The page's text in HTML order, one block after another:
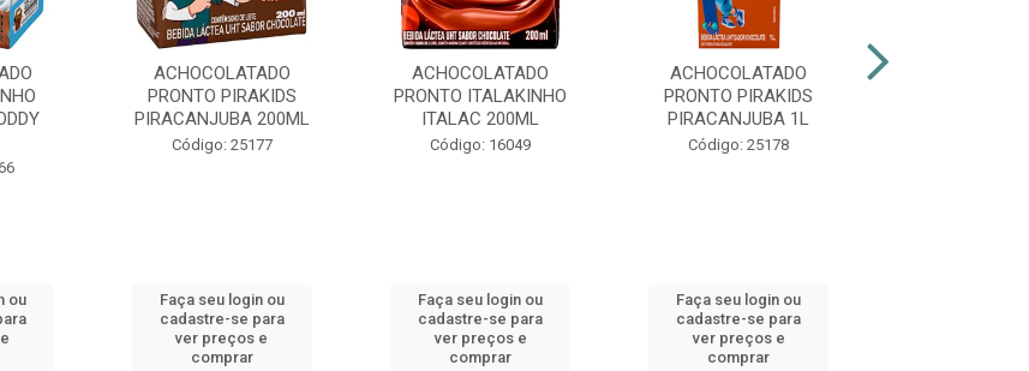
ou
ACHOCOLATADO
PRONTO PIRAKIDS
PIRACANJUBA 200ML
Código: 25177
Faça seu login ou
cadastre-se para
ver preços e
comprar
ACHOCOLATADO
PRONTO ITALAKINHO
ITALAC 200ML
Código: 16049
Faça seu login ou
cadastre-se para
ver preços e
comprar
ACHOCOLATADO
PRONTO PIRAKIDS
PIRACANJUBA 1L
Código: 25178
Faça seu login ou
cadastre-se para
ver preços e
comprar